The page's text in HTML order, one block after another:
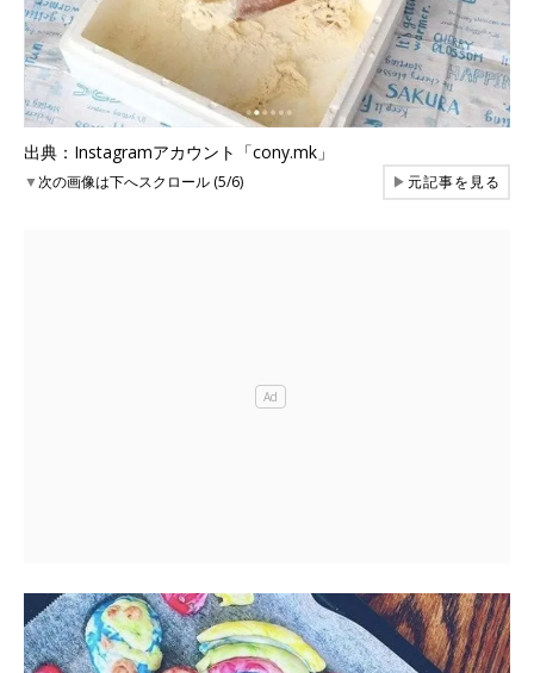
出典：Instagramアカウント「cony.mk」
▼次の画像は下へスクロール (5/6) ▶元記事を見る